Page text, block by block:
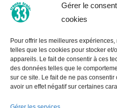
Gérer le
cookies
Pour offrir les meilleures
telles que les cookies pour stocker
appareils. Le fait de consentir à ces
des données telles que le
sur ce site. Le fait de ne pas
avoir un effet négatif sur certaines
garde-robe de mode
correspondre à leur
large sélection de
tous les
Nous réalisons tous nos